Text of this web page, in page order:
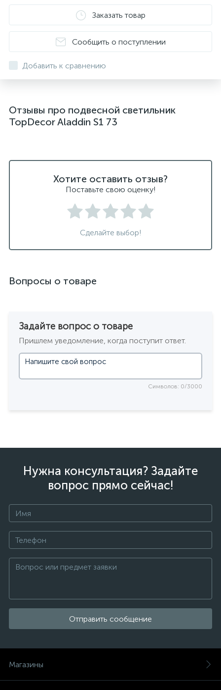
подвесные светильники над барной стойкой
подвесные светильники над столом
подвесные светлильники LED
подвесные светодиодные Kink Light
светильники дизайнерские из Италии
светодиодные светильники для ванной комнаты
черные подвесные светильники
Заказать товар
Сообщить о поступлении
Добавить к сравнению
Отзывы про подвесной светильник
TopDecor Aladdin S1 73
Хотите оставить отзыв?
Поставьте свою оценку!
Сделайте выбор!
Вопросы о товаре
Задайте вопрос о товаре
Пришлем уведомление, когда поступит ответ.
Символов: 0/3000
Нужна консультация? Задайте
вопрос прямо сейчас!
Отправить сообщение
Магазины